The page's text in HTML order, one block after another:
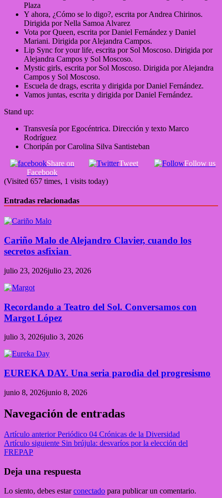
Plaza
Y ahora, ¿Cómo se lo digo?, escrita por Andrea Chirinos.
Dirigida por Nella Samoa Alvarez
Vota por Queen, escrita por Daniel Fernández y Daniel
Mariani. Dirigida por Alejandra Campos.
Lip Sync for your life, escrita por Sol Moscoso. Dirigida por
Alejandra Campos y Sol Moscoso.
Mystic girls, escrita por Sol Moscoso. Dirigida por Alejandra
Campos y Sol Moscoso.
Escuela de drags, escrita y dirigida por Daniel Fernández.
Vamos juntas, escrita y dirigida por Daniel Fernández.
Stand up:
Transvesía por Egocéntrica. Dirección y texto Marco
Rodríguez
Choripán por Carolina Silva Santisteban
Share on
Facebook
Tweet Follow us
(Visited 657 times, 1 visits today)
Entradas relacionadas
Cariño Malo de Alejandro Clavier, cuando los
secretos asfixian
julio 23, 2026julio 23, 2026
Recordando a Teatro del Sol. Conversamos con
Margot López
julio 3, 2026julio 3, 2026
EUREKA DAY. Una seria parodia del progresismo
junio 8, 2026junio 8, 2026
Navegación de entradas
Artículo anterior Periódico 04 Crónicas de la Diversidad
Artículo siguiente Sin brújula: desvaríos por la elección del
FREPAP
Deja una respuesta
Lo siento, debes estarconectado para publicar un comentario.